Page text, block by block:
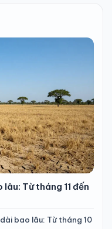
Từ tháng 11 đến
bao lâu: Từ tháng 10